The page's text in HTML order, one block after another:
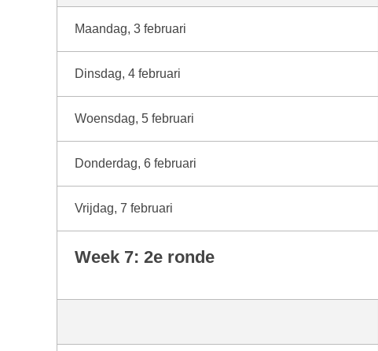
Maandag, 3 februari
Dinsdag, 4 februari
Woensdag, 5 februari
Donderdag, 6 februari
Vrijdag, 7 februari
Week 7: 2e ronde